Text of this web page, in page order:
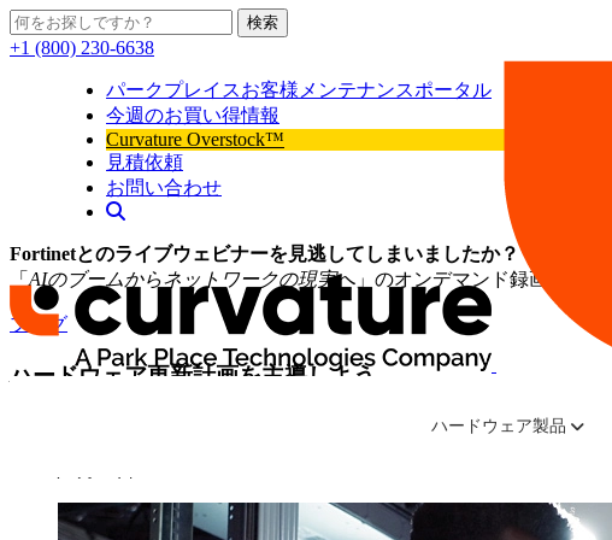
検索
+1 (800) 230-6638
パークプレイスお客様メンテナンスポータル
今週のお買い得情報
Curvature Overstock™
見積依頼
お問い合わせ
ハードウェア製品
Fortinetとのライブウェビナーを見逃してしまいましたか？
「 AIのブームからネットワークの現実へ 」のオンデマンド録画を今す
ブログ
ハードウェア更新計画を主導しよう
、エンジニア、プロダクトマネージャー、
Curvature